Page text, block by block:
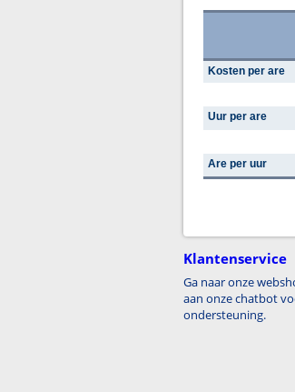
Kosten per are
Uur per are
Are per uur
Klantenservice
Ga naar onze
aan onze chatbot
ondersteuning.